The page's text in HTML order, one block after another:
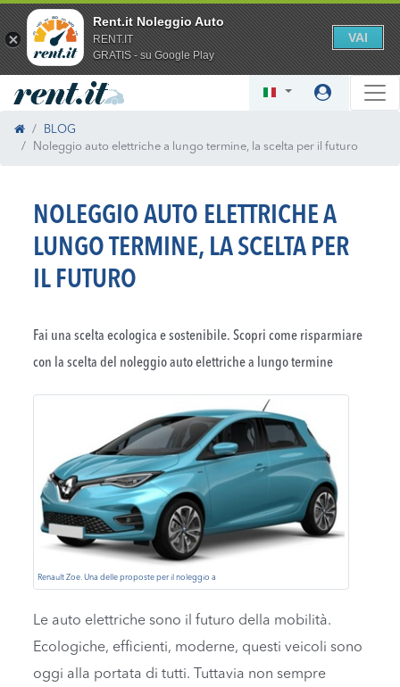
Rent.it Noleggio Auto
RENT.IT
GRATIS - su Google Play
VAI
BLOG
Noleggio auto elettriche a lungo termine, la scelta per il futuro
NOLEGGIO AUTO ELETTRICHE A
LUNGO TERMINE, LA SCELTA PER
IL FUTURO
Fai una scelta ecologica e sostenibile. Scopri come risparmiare
con la scelta del noleggio auto elettriche a lungo termine
Renault Zoe. Una delle proposte per il noleggio a
Le auto elettriche sono il futuro della mobilità.
Ecologiche, efficienti, moderne, questi veicoli sono
oggi alla portata di tutti. Tuttavia non sempre